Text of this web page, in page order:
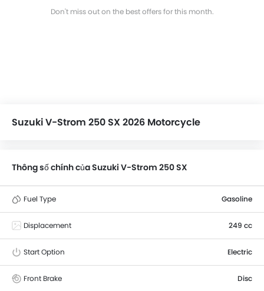
Don't miss out on the best offers for this month.
Suzuki V-Strom 250 SX 2026 Motorcycle
Thông số chính của Suzuki V-Strom 250 SX
Fuel Type Gasoline
Displacement 249 cc
Start Option Electric
Front Brake Disc